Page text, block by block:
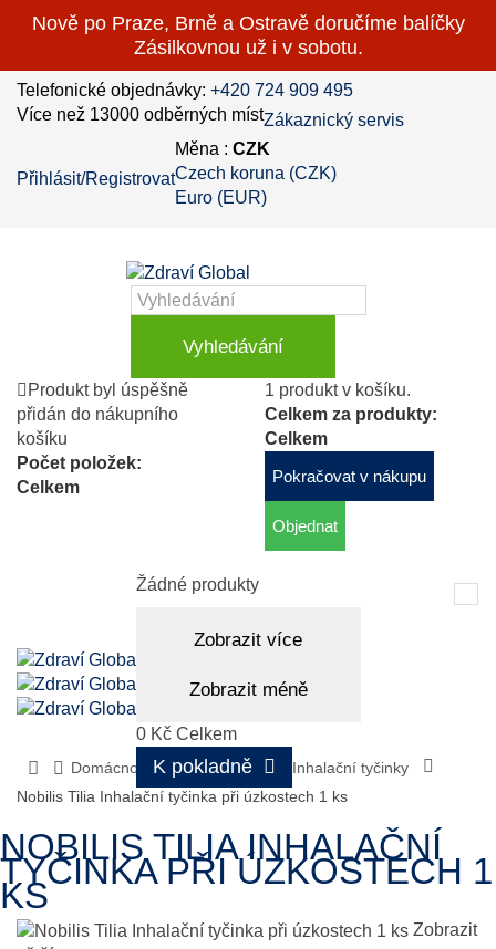
Nově po Praze, Brně a Ostravě doručíme balíčky
Zásilkovnou už i v sobotu.
Telefonické objednávky: +420 724 909 495
Více než 13000 odběrných místZákaznický servis
Přihlásit/Registrovat
Měna : CZK
Czech koruna (CZK)
Euro (EUR)
Vyhledávání
Košík
(prázdný)
Žádné produkty
Zobrazit více
Zobrazit méně
0 Kč Celkem
K pokladně
Produkt byl úspěšně
přidán do nákupního
košíku
Počet položek:
Celkem
1 produkt v košíku.
Celkem za produkty:
Celkem
Pokračovat v nákupu
Objednat
Domácnost, aromaterapie
Inhalační tyčinky
Nobilis Tilia Inhalační tyčinka při úzkostech 1 ks
NOBILIS TILIA INHALAČNÍ
TYČINKA PŘI ÚZKOSTECH 1
KS
Zobrazit